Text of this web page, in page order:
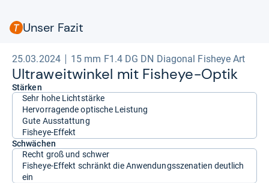
Unser Fazit
25.03.2024 15 mm F1.4 DG DN Diagonal Fisheye Art
Ultra­weit­win­kel mit Fis­heye-​Optik
Stärken
Sehr hohe Lichtstärke
Hervorragende optische Leistung
Gute Ausstattung
Fisheye-Effekt
Schwächen
Recht groß und schwer
Fisheye-Effekt schränkt die Anwendungsszenatien deutlich
ein